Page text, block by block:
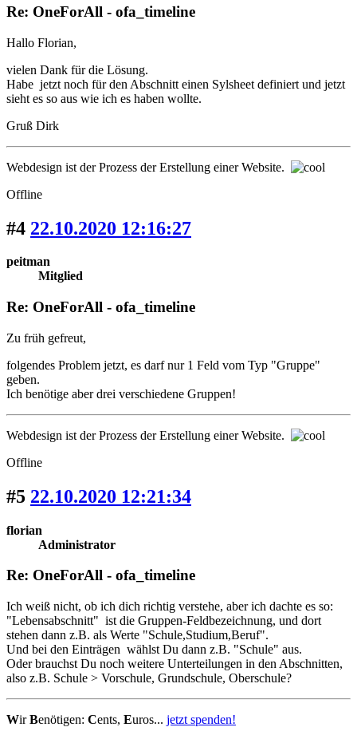
Re: OneForAll - ofa_timeline
Hallo Florian,
vielen Dank für die Lösung.
Habe jetzt noch für den Abschnitt einen Sylsheet definiert und jetzt
sieht es so aus wie ich es haben wollte.
Gruß Dirk
Webdesign ist der Prozess der Erstellung einer Website.
Offline
#4 22.10.2020 12:16:27
peitman
Mitglied
Re: OneForAll - ofa_timeline
Zu früh gefreut,
folgendes Problem jetzt, es darf nur 1 Feld vom Typ "Gruppe"
geben.
Ich benötige aber drei verschiedene Gruppen!
Webdesign ist der Prozess der Erstellung einer Website.
Offline
#5 22.10.2020 12:21:34
florian
Administrator
Re: OneForAll - ofa_timeline
Ich weiß nicht, ob ich dich richtig verstehe, aber ich dachte es so:
"Lebensabschnitt" ist die Gruppen-Feldbezeichnung, und dort
stehen dann z.B. als Werte "Schule,Studium,Beruf".
Und bei den Einträgen wählst Du dann z.B. "Schule" aus.
Oder brauchst Du noch weitere Unterteilungen in den Abschnitten,
also z.B. Schule > Vorschule, Grundschule, Oberschule?
WirBenötigen: Cents, Euros... jetzt spenden!